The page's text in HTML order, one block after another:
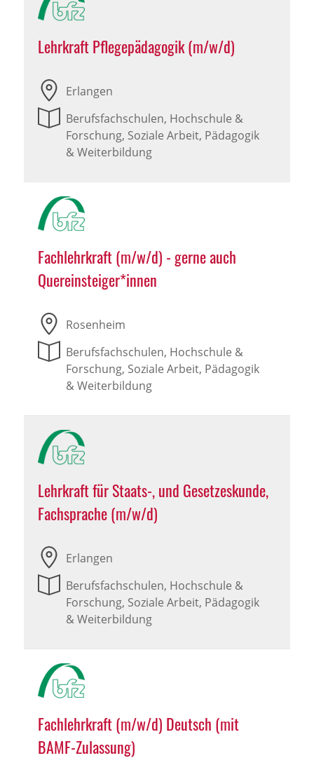
Lehrkraft Pflegepädagogik (m/w/d)
Erlangen
Berufsfachschulen, Hochschule &
Forschung, Soziale Arbeit, Pädagogik
& Weiterbildung
Fachlehrkraft (m/w/d) - gerne auch
Quereinsteiger*innen
Rosenheim
Berufsfachschulen, Hochschule &
Forschung, Soziale Arbeit, Pädagogik
& Weiterbildung
Lehrkraft für Staats-, und Gesetzeskunde,
Fachsprache (m/w/d)
Erlangen
Berufsfachschulen, Hochschule &
Forschung, Soziale Arbeit, Pädagogik
& Weiterbildung
Fachlehrkraft (m/w/d) Deutsch (mit
BAMF-Zulassung)